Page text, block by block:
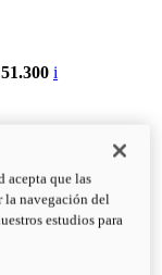
i
acepta que las
la navegación del
estudios para